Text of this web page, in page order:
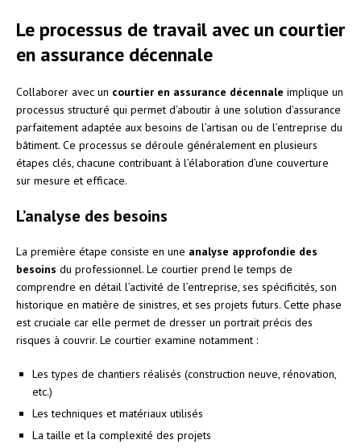
Le processus de travail avec un courtier
en assurance décennale
Collaborer avec un courtier en assurance décennale implique un
processus structuré qui permet d’aboutir à une solution d’assurance
parfaitement adaptée aux besoins de l’artisan ou de l’entreprise du
bâtiment. Ce processus se déroule généralement en plusieurs
étapes clés, chacune contribuant à l’élaboration d’une couverture
sur mesure et efficace.
L’analyse des besoins
La première étape consiste en une analyse approfondie des
besoins du professionnel. Le courtier prend le temps de
comprendre en détail l’activité de l’entreprise, ses spécificités, son
historique en matière de sinistres, et ses projets futurs. Cette phase
est cruciale car elle permet de dresser un portrait précis des
risques à couvrir. Le courtier examine notamment :
Les types de chantiers réalisés (construction neuve, rénovation,
etc.)
Les techniques et matériaux utilisés
La taille et la complexité des projets